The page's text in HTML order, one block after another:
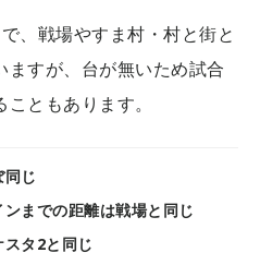
、戦場やすま村・村と街と
ますが、台が無いため試合
ともあります。
同じ
までの距離は戦場と同じ
スタ2と同じ